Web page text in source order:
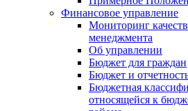
Финансовое управление
Мониторинг
менеджмента
Об управлении
Бюджет для граждан
Бюджет и
Бюджетная
относящейся к